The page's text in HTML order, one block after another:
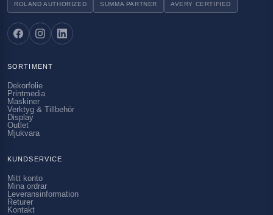
ROLAND AUTHORIZED SUMMA PARTNER AVERY CERTIFIED
SORTIMENT
Dekorfolie
Printmedia
Maskiner
Verktyg & Tillbehör
Display
Outlet
Mjukvara
KUNDSERVICE
Mitt konto
Mina ordrar
Leveransinformation
Returer
Kontakt